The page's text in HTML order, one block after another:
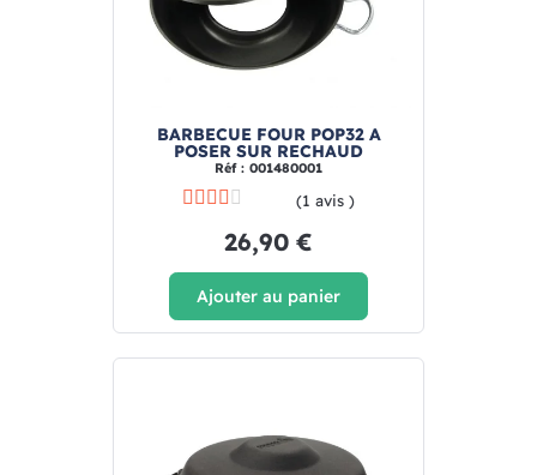
BARBECUE FOUR POP32 A
POSER SUR RECHAUD
Réf : 001480001
(1 avis )
26,90 €
Ajouter au panier